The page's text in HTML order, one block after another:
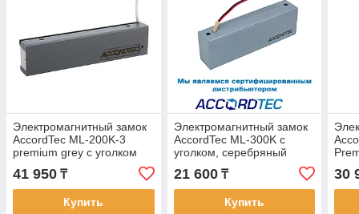
Электромагнитный замок
AccordTec ML-200K-3
premium grey с уголком
41 950 ₸
Купить
Электромагнитный замок
AccordTec ML-300K с
уголком, серебряный
21 600₸
Купить
30